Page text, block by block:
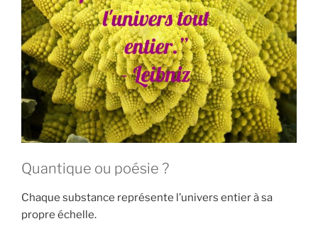
Quantique ou poésie ?
Chaque substance représente l’univers entier à sa
propre échelle.